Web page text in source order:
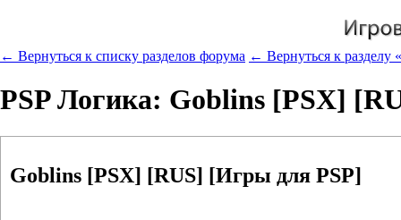
← Вернуться к списку разделов форума ← Вернуться к разделу
PSP Логика: Goblins [PSX]
Goblins [PSX] [RUS] [Игры для PSP]